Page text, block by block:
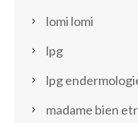
lomi lomi
lpg
lpg
madame bien